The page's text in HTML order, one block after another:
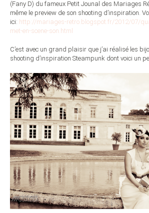
(Fany D) du fameux Petit Jounal des Mariages
même le preview de son shooting d’inspiration.
ici: http://mariages-retro.blogspot.fr/2012/07/
met-en-scene-son.html
C’est avec un grand plaisir que j’ai réalisé les
shooting d’inspiration Steampunk dont voici un